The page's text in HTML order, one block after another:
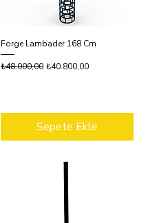
Forge Lambader 168 Cm
Normal Fiyat
₺48.000,00 İndirimli Fiyat
₺40.800,00
Sepete Ekle